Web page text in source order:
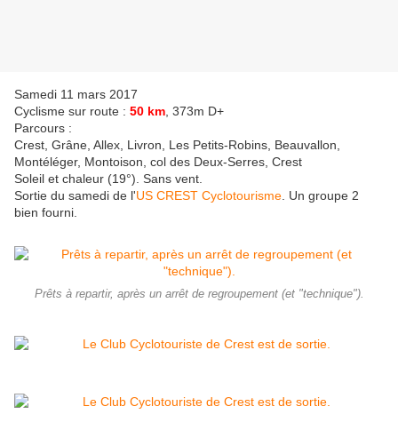
Samedi 11 mars 2017
Cyclisme sur route : 50 km , 373m D+
Parcours :
Crest, Grâne, Allex, Livron, Les Petits-Robins, Beauvallon,
Montéléger, Montoison, col des Deux-Serres, Crest
Soleil et chaleur (19°). Sans vent.
Sortie du samedi de l'US CREST Cyclotourisme . Un groupe 2
bien fourni.
Prêts à repartir, après un arrêt de regroupement (et "technique").